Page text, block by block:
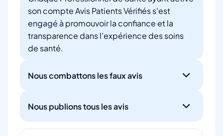
son compte Avis Patients Vérifiés s'est
engagé à promouvoir la confiance et la
transparence dans l'expérience des soins
de santé.
Nous combattons les faux avis
Nous publions tous les avis